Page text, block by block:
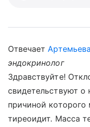
Отвечает
эндокринолог
Здравствуйте!
свидетельствуют о
причиной
тиреоидит. Масса